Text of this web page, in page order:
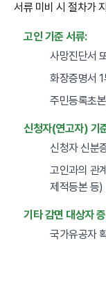
서류 미비 시 절차가
고인 기준 서류:
사망진단서
화장증명서 1
주민등록초
신청자(연고자) 기
신청자 신분
고인과의 관
제적등본 등)
기타 감면 대상자
국가유공자